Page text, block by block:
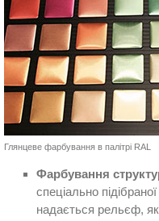
Глянцеве фарбування в палітрі RAL
Фарбування
спеціально
надається рельєф,